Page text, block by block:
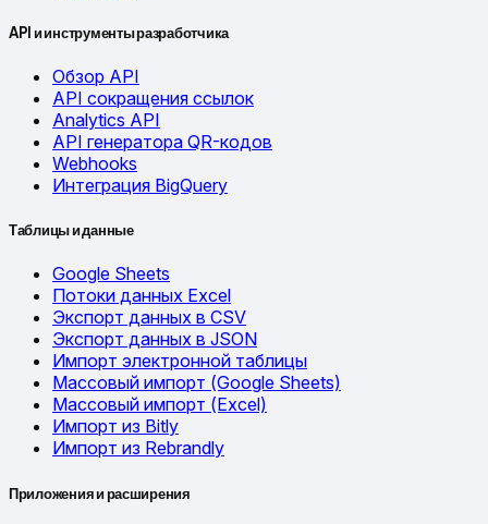
API и инструменты разработчика
Обзор API
API сокращения ссылок
Analytics API
API генератора QR-кодов
Webhooks
Интеграция BigQuery
Таблицы и данные
Google Sheets
Потоки данных Excel
Экспорт данных в CSV
Экспорт данных в JSON
Импорт электронной таблицы
Массовый импорт (Google Sheets)
Массовый импорт (Excel)
Импорт из Bitly
Импорт из Rebrandly
Приложения и расширения